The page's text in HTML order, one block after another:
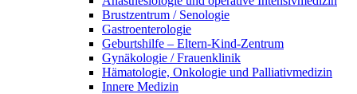
Brustzentrum / Senologie
Gastroenterologie
Geburtshilfe – Eltern-Kind-Zentrum
Gynäkologie / Frauenklinik
Hämatologie, Onkologie und Palliativmedizin
Innere Medizin